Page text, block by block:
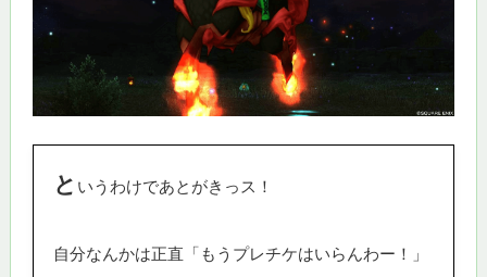
と いうわけであとがきっス！
自分なんかは正直「もうプレチケはいらんわー！」